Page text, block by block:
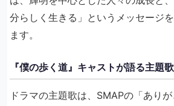
分らしく生きる」というメッセージ
ます。
『僕の歩く道』キャストが語る主題
ドラマの主題歌は、SMAPの「あり